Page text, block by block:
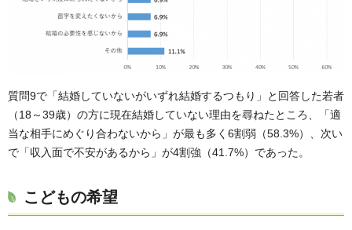
質問9で「結婚していないがいずれ結婚するつもり」と回答した若者
（18～39歳）の方に現在結婚していない理由を尋ねたところ、「適
当な相手にめぐり合わないから」が最も多く6割弱（58.3%）、次い
で「収入面で不安があるから」が4割強（41.7%）であった。
こどもの希望